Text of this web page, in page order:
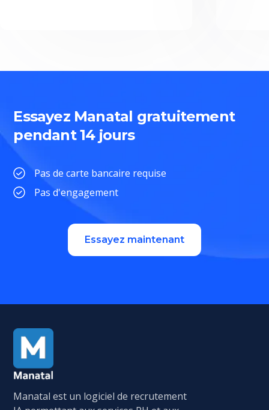
Essayez Manatal gratuitement
pendant 14 jours
Pas de carte bancaire requise
Pas d'engagement
Essayez maintenant
Manatal est un logiciel de recrutement